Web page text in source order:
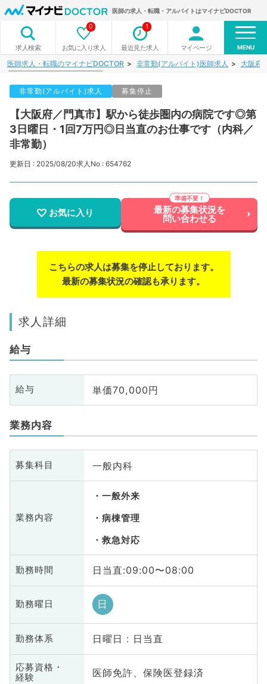
医師の求人・転職・アルバイトはマイナビDOCTOR
求人検索 お気に入り求人
0
最近見た求人
1
マイページ MENU
医師求人・転職のマイナビDOCTOR 非常勤(アルバイト)医師求人 大阪府
非常勤(アルバイト)求人 募集停止
【大阪府／門真市】駅から徒歩圏内の病院です◎第
3日曜日・1回7万円◎日当直のお仕事です（内科／
非常勤）
更新日 : 2025/08/20求人No : 654762
お気に入り 最新の募集状況を
問い合わせる
こちらの求人は募集を停止しております。
最新の募集状況の確認も承ります。
求人詳細
給与
給与 単価70,000円
業務内容
募集科目 一般内科
業務内容
一般外来
病棟管理
救急対応
勤務時間 日当直:09:00〜08:00
勤務曜日 日
勤務体系 日曜日 : 日当直
応募資格・
経験
医師免許、保険医登録済